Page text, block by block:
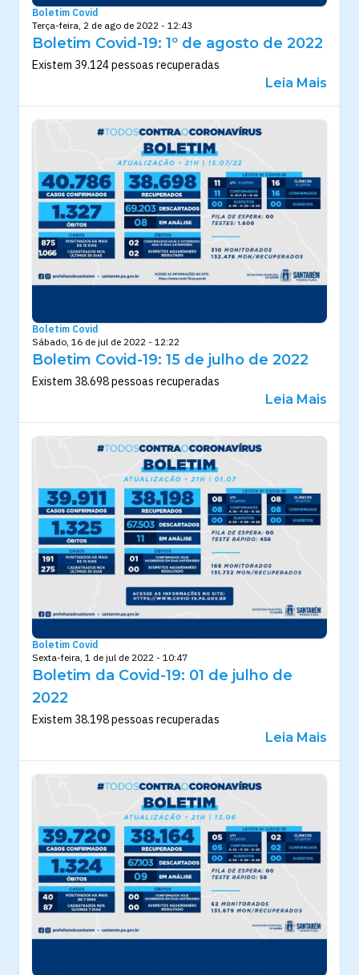
Boletim Covid
Terça-feira, 2 de ago de 2022 - 12:43
Boletim Covid-19: 1º de agosto de 2022
Existem 39.124 pessoas recuperadas
Leia Mais
Boletim Covid
Sábado, 16 de jul de 2022 - 12:22
Boletim Covid-19: 15 de julho de 2022
Existem 38.698 pessoas recuperadas
Leia Mais
Boletim Covid
Sexta-feira, 1 de jul de 2022 - 10:47
Boletim da Covid-19: 01 de julho de
2022
Existem 38.198 pessoas recuperadas
Leia Mais